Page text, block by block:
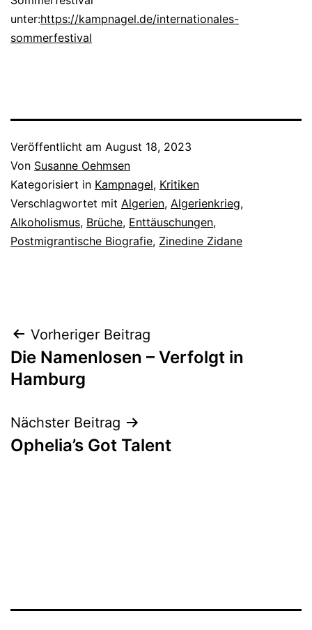
unter:https://kampnagel.de/internationales-
sommerfestival
Veröffentlicht am August 18, 2023
Von Susanne Oehmsen
Kategorisiert in Kampnagel, Kritiken
Verschlagwortet mit Algerien, Algerienkrieg,
Alkoholismus, Brüche, Enttäuschungen,
Postmigrantische Biografie, Zinedine Zidane
Beitrags-
Navigation
Vorheriger Beitrag
Die Namenlosen – Verfolgt in
Hamburg
Nächster Beitrag
Ophelia’s Got Talent